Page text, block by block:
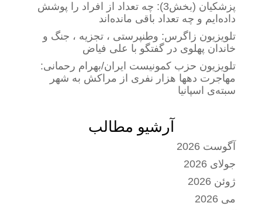
پزشکیان (بخش3): چه تعداد از افراد را پوشش
داده‌ایم و چه تعداد باقی مانده‌اند
تلویزیون زاگرس: وطنپرستی ، تجزیه ، جنگ و
خاندان پهلوی در گفتگو با علی فیاض
تلویزیون حزب کمونیست ایران/بهرام رحمانی:
مهاجرت دهها هزار نفری از مراکش به شهر
سبته‌ی اسپانیا
آرشیو مطالب
آگوست 2026
جولای 2026
ژوئن 2026
می 2026